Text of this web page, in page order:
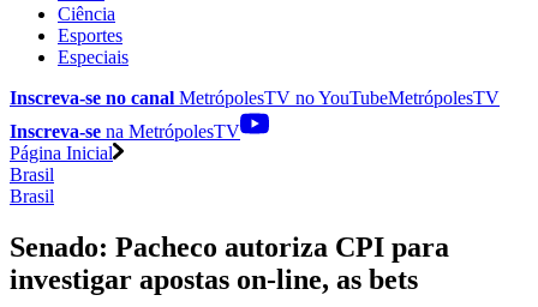
Ciência
Esportes
Especiais
Inscreva-se no canal MetrópolesTV noYouTubeMetrópolesTV
Inscreva-se na MetrópolesTV
Página Inicial
Brasil
Brasil
Senado: Pacheco autoriza CPI para
investigar apostas on-line, as bets